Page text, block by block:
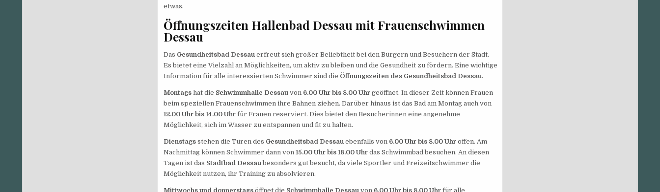
etwas.
Öffnungszeiten Hallenbad Dessau mit Frauenschwimmen
Dessau
Das Gesundheitsbad Dessauerfreut sich großer Beliebtheit bei den Bürgern und Besuchern der Stadt.
Es bietet eine Vielzahl an Möglichkeiten, um aktiv zu bleiben und die Gesundheit zu fördern. Eine wichtige
Information für alle interessierten Schwimmer sind die Öffnungszeiten des Gesundheitsbad Dessau.
Montagshat die Schwimmhalle Dessauvon 6.00 Uhr bis 8.00 Uhrgeöffnet. In dieser Zeit können Frauen
beim speziellen Frauenschwimmen ihre Bahnen ziehen. Darüber hinaus ist das Bad am Montag auch von
12.00 Uhr bis 14.00 Uhrfür Frauen reserviert. Dies bietet den Besucherinnen eine angenehme
Möglichkeit, sich im Wasser zu entspannen und fit zu halten.
Dienstagsstehen die Türen des Gesundheitsbad Dessauebenfalls von 6.00 Uhr bis 8.00 Uhroffen. Am
Nachmittag können Schwimmer dann von 15.00 Uhr bis 18.00 Uhrdas Schwimmbad besuchen. An diesen
Tagen ist das Stadtbad Dessaubesonders gut besucht, da viele Sportler und Freizeitschwimmer die
Möglichkeit nutzen, ihr Training zu absolvieren.
Mittwochs und donnerstagsöffnet die Schwimmhalle Dessauvon 6.00 Uhr bis 8.00 Uhrfür alle